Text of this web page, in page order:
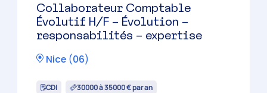
Collaborateur Comptable
Évolutif H/F – Évolution –
responsabilités – expertise
Nice (06)
CDI 30000 à 35000 € par an